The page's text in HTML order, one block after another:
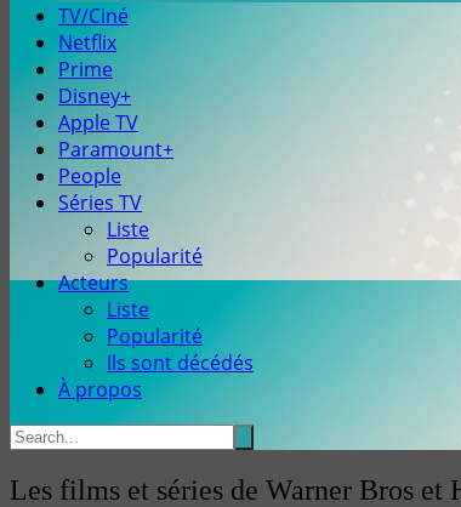
TV/Ciné
Netflix
Prime
Disney+
Apple TV
Paramount+
People
Séries TV
Liste
Popularité
Acteurs
Liste
Popularité
Ils sont décédés
À propos
Les films et séries de Warner Bros et